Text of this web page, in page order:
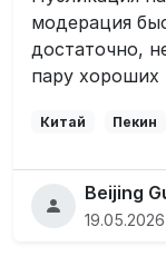
модерация
достаточно,
пару
Китай Пекин
Beijing
19.05.2026